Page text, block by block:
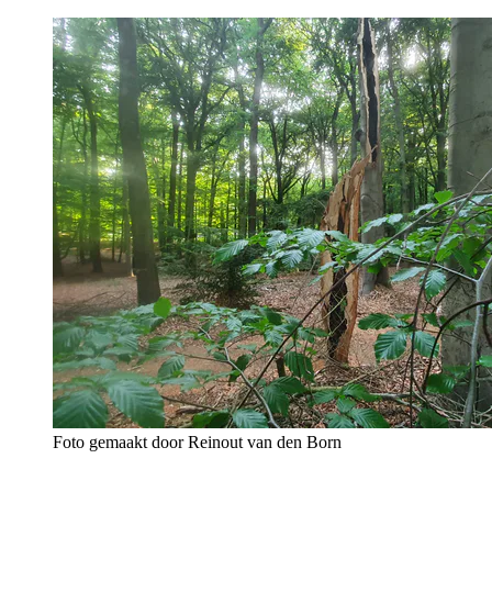
Foto gemaakt door Reinout van den Born